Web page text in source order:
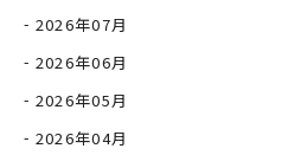
2026年07月
2026年06月
2026年05月
2026年04月